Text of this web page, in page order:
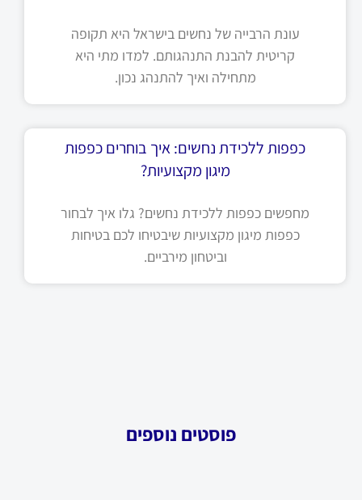
עונת הרבייה של נחשים בישראל היא תקופה
קריטית להבנת התנהגותם. למדו מתי היא
מתחילה ואיך להתנהג נכון.
כפפות ללכידת נחשים: איך בוחרים כפפות
מיגון מקצועיות?
מחפשים כפפות ללכידת נחשים? גלו איך לבחור
כפפות מיגון מקצועיות שיבטיחו לכם בטיחות
וביטחון מירביים.
פוסטים נוספים